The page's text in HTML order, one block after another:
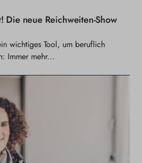
Die neue Reichweiten-Show
wichtiges Tool, um beruflich
Immer mehr...